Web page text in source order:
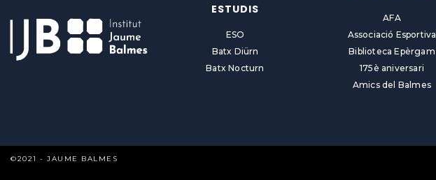
ESTUDIS
ESO
Batx Diürn
Batx Nocturn
AFA
Associació Esportiva
Biblioteca Epèrgam
175è aniversari
Amics del Balmes
©2021 - JAUME BALMES